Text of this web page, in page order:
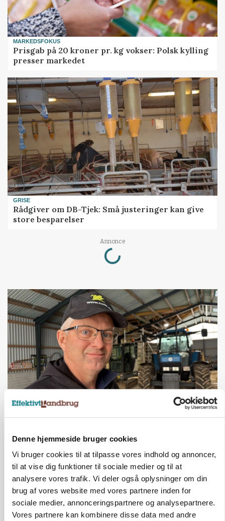
Denne hjemmeside bruger cookies
Vi bruger cookies til at tilpasse vores indhold og annoncer,
til at vise dig funktioner til sociale medier og til at
analysere vores trafik. Vi deler også oplysninger om din
brug af vores website med vores partnere inden for
sociale medier, annonceringspartnere og analysepartnere.
Vores partnere kan kombinere disse data med andre
MARKEDSFOKUS
Prisgab på 20 kroner pr. kg vokser: Polsk kylling
presser markedet
GRISE
Rådgiver om DB-Tjek: Små justeringer kan give
store besparelser
Annonce
Loading...
»Nu stopper I«: Landbrugsdebattør og
gødskningslov
Annonce